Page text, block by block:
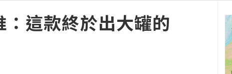
這款終於出大罐的